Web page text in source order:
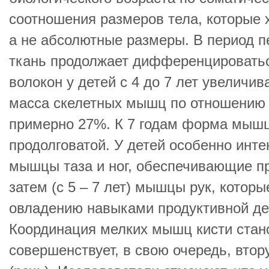
соотношения размеров тела, которые
а не абсолютные размеры. В период
ткань продолжает
волокон у детей с 4 до 7 лет
масса скелетных мышц по отношению
примерно 27%. К 7 годам форма мышц
продолговатой. У детей особенно
мышцы таза и ног, обеспечивающие
затем (с 5 – 7 лет) мышцы рук,
овладению навыками продуктивной
Координация мелких мышц кисти
совершенствует, в свою очередь,